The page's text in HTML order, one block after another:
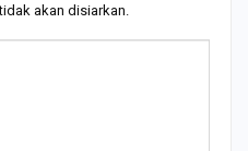
akan disiarkan.